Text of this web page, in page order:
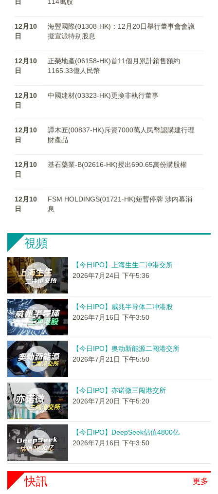
12月10
日
海豐國際(01308-HK)：12月20日舉行董事會會議
擬宣派特别股息
12月10
日
正榮地產(06158-HK)首11個月累計銷售額約
1165.33億人民幣
12月10
日
中國建材(03323-HK)更換非執行董事
12月10
日
譚木匠(00837-HK)斥資7000萬人民幣認購建行理
財產品
12月10
日
基石藥業-B(02616-HK)授出690.65萬份購股權
12月10
日
FSM HOLDINGS(01721-HK)短暫停牌 涉内幕消
息
視頻
【今日IPO】上海生生二冲港交所
2026年7月24日 下午5:36
【今日IPO】威兆半导体二冲港股
2026年7月16日 下午3:50
【今日IPO】奥动新能源二闯港交所
2026年7月21日 下午5:50
【今日IPO】亦诺微三闯港交所
2026年7月20日 下午5:20
【今日IPO】DeepSeek估值4800亿
2026年7月16日 下午3:50
更多
快訊